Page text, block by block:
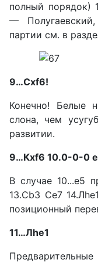
полный по­рядок)
—
партии см. в
9…Сxf6!
Конечно! Белые
слона, чем
развитии.
9…Кxf6 10.0-0-0
В случае 10...е5
13.Сb3 Се7
позиционный
11…Лhe1